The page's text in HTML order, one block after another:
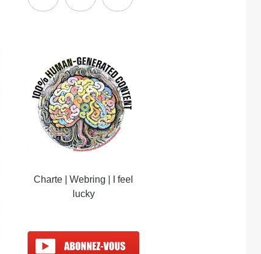
Charte |Webring
I feel
lucky